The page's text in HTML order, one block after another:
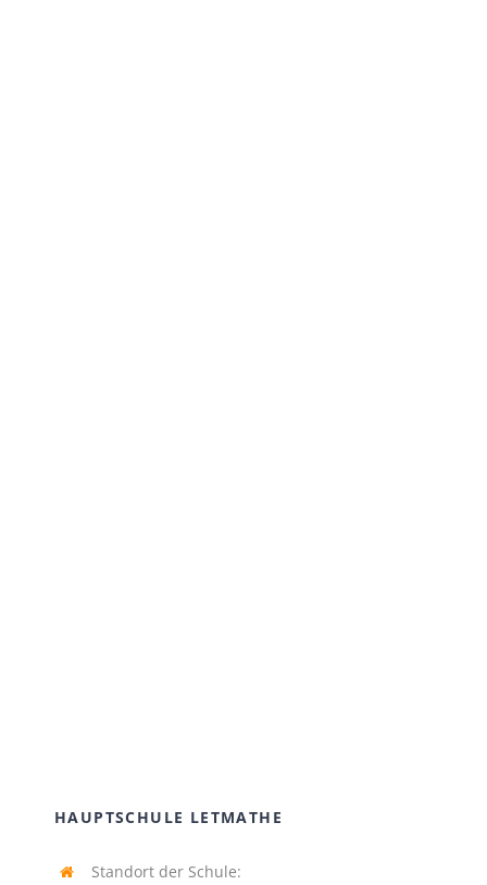
HAUPTSCHULE LETMATHE
Standort der Schule: